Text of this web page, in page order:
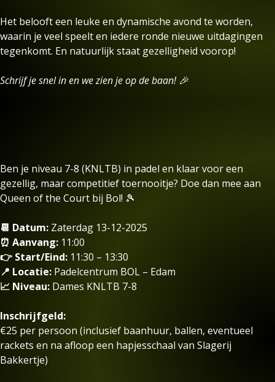
Het belooft een leuke en dynamische avond te worden,
waarin je veel speelt en iedere ronde nieuwe uitdagingen
tegenkomt. En natuurlijk staat gezelligheid voorop!
Schrijf je snel in en we zien je op de baan! 🎉
Ben je niveau 7-8 (KNLTB) in padel en klaar voor een
gezellig, maar competitief toernooitje? Doe dan mee aan
Queen of the Court bij Bol! 🎾
📆 Datum: Zaterdag 13-12-2025
⏰ Aanvang: 11:00
👉 Start/Eind: 11:30 – 13:30
📍 Locatie: Padelcentrum BOL – Edam
📈 Niveau: Dames KNLTB 7-8
Inschrijfgeld:
€25 per persoon (inclusief baanhuur, ballen, eventueel
rackets en na afloop een hapjesschaal van Slagerij
Bakkertje)